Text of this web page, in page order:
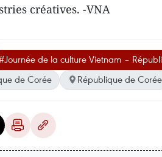
créatives. -VNA
de la culture Vietnam –
de Corée
République de Corée